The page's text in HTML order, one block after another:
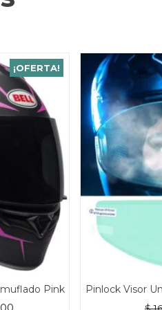
¡OFERTA!
Pink
El
Pinlock Visor
$